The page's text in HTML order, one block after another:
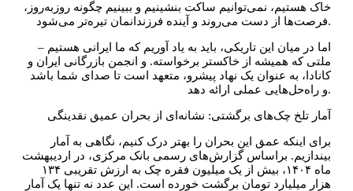
خاک هستیم، نمی‌توانیم ساکت بنشینیم و ببینیم چگونه روزبه‌روز،
فرصت‌ها از دست می‌روند و آینده فرزندانمان تیره‌تر می‌شود.
اما در میان این تاریکی، باید به یاد آوریم که ما ایرانی هستیم –
ملتی که همیشه از خاکستر برخواسته. و انجمن بازرگانی ایران و
کانادا، به عنوان یک نهاد پیشرو، متعهد است تا صدای شما باشد
و راه‌حل‌هایی عملی ارائه دهد.
آمار تلخ چک‌های برگشتی: نشانه‌ای از بحران عمیق نقدینگی
برای اینکه عمق این بحران را بهتر درک کنیم، نگاهی به آمار
بیندازیم. براساس گزارش‌های رسمی بانک مرکزی، در اردیبهشت
ماه ۱۴۰۴، بیش از یک میلیون فقره چک به ارزش تقریبی ۱۳۴
هزار میلیارد تومان برگشت خورده است. این عدد نه تنها یک آمار